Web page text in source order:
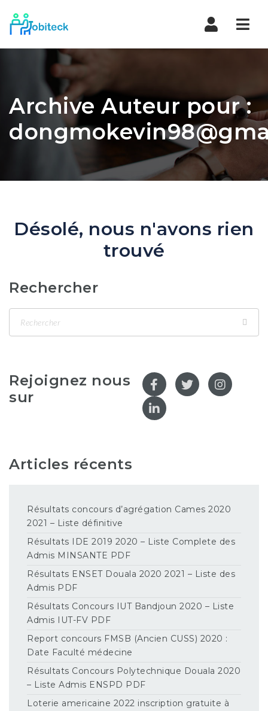
Archive Auteur pour :
Désolé, nous n'avons rien
trouvé
Rechercher
Rejoignez nous
sur
Articles récents
Résultats concours d’agrégation Cames 2020
2021 – Liste définitive
Résultats IDE 2019 2020 – Liste Complete des
Admis MINSANTE PDF
Résultats ENSET Douala 2020 2021 – Liste des
Admis PDF
Résultats Concours IUT Bandjoun 2020 – Liste
Admis IUT-FV PDF
Report concours FMSB (Ancien CUSS) 2020 :
Date Faculté médecine
Résultats Concours Polytechnique Douala 2020
– Liste Admis ENSPD PDF
Loterie americaine 2022 inscription gratuite à